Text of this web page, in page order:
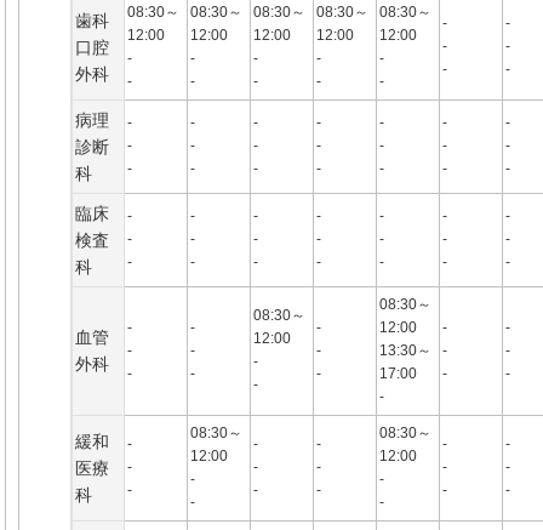
歯科
口腔
外科
08:30～
12:00
-
-
08:30～
12:00
-
-
08:30～
12:00
-
-
08:30～
12:00
-
-
08:30～
12:00
-
-
-
-
-
-
-
-
病理
診断
科
-
-
-
-
-
-
-
-
-
-
-
-
-
-
-
-
-
-
-
-
-
臨床
検査
科
-
-
-
-
-
-
-
-
-
-
-
-
-
-
-
-
-
-
-
-
-
血管
外科
-
-
-
-
-
-
08:30～
12:00
-
-
-
-
-
08:30～
12:00
13:30～
17:00
-
-
-
-
-
-
-
緩和
医療
科
-
-
-
08:30～
12:00
-
-
-
-
-
-
-
-
08:30～
12:00
-
-
-
-
-
-
-
-